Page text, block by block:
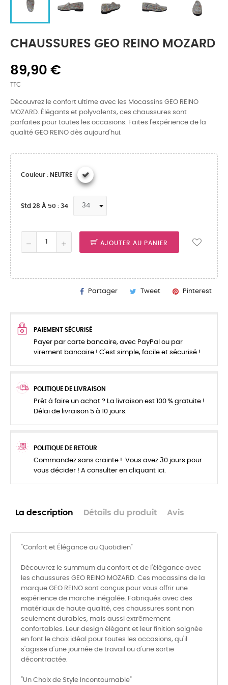
CHAUSSURES GEO REINO MOZARD
89,90 €
TTC
Découvrez le confort ultime avec les Mocassins GEO REINO
MOZARD. Élégants et polyvalents, ces chaussures sont
parfaites pour toutes les occasions. Faites l'expérience de la
qualité GEO REINO dès aujourd'hui.
Couleur : NEUTRE
Std 28 À 50 : 34
AJOUTER AU PANIER
Partager Tweet Pinterest
PAIEMENT SÉCURISÉ
Payer par carte bancaire, avec PayPal ou par
virement bancaire ! C'est simple, facile et sécurisé !
POLITIQUE DE LIVRAISON
Prêt à faire un achat ? La livraison est 100 % gratuite !
Délai de livraison 5 à 10 jours.
POLITIQUE DE RETOUR
Commandez sans crainte ! Vous avez 30 jours pour
vous décider ! A consulter en cliquant ici.
La description Détails du produit Avis
"Confort et Élégance au Quotidien"
Découvrez le summum du confort et de l'élégance avec
les chaussures GEO REINO MOZARD. Ces mocassins de la
marque GEO REINO sont conçus pour vous offrir une
expérience de marche inégalée. Fabriqués avec des
matériaux de haute qualité, ces chaussures sont non
seulement durables, mais aussi extrêmement
confortables. Leur design élégant et leur finition soignée
en font le choix idéal pour toutes les occasions, qu'il
s'agisse d'une journée de travail ou d'une sortie
décontractée.
"Un Choix de Style Incontournable"